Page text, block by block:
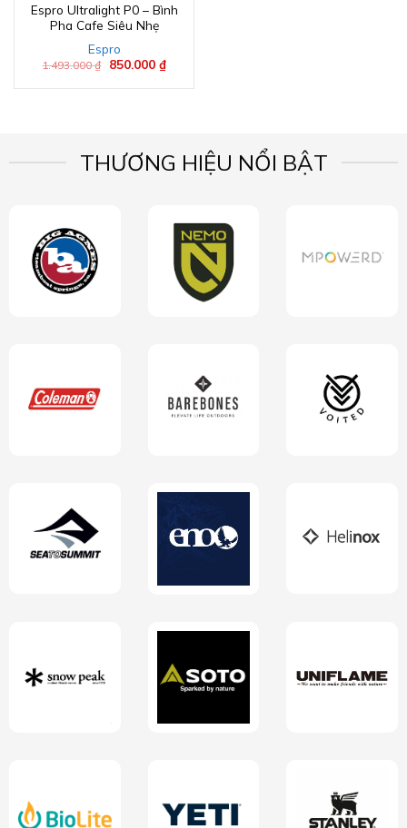
Espro Ultralight P0 – Bình
Pha Cafe Siêu Nhẹ
Espro
1.493.000₫ Giá
850.000 ₫Giá
THƯƠNG HIỆU NỔI BẬT